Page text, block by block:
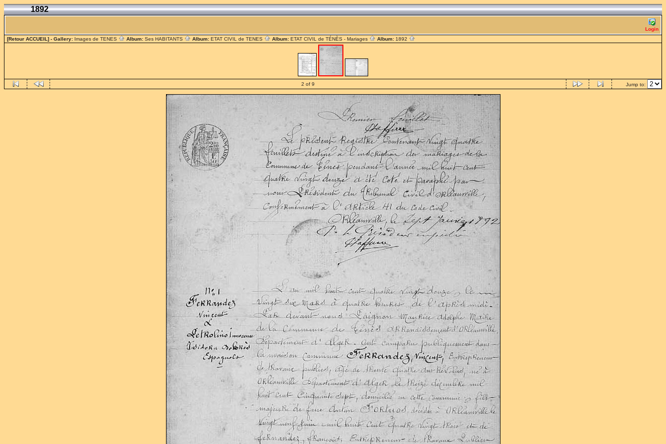
1892
Login
[Retour ACCUEIL] - Gallery: Images de TENES Album: Ses HABITANTS Album: ETAT CIVIL de TENES Album: ETAT CIVIL de TÉNÈS - Mariages Album: 1892
2 of 9 Jump to: